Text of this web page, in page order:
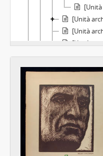
[Unità
[Unità
[Unità
[Unità archivistica]
[Unità
[Unità archivistica] Supremus
[Unità
[Unità
[Serie] Congressi
[Serie]
[Serie] Musica
[Serie] Universiadi,
[Serie] Periodici e